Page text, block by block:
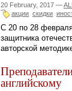
20 February, 2017 —
акции скидки
С 20 по 28
защитника
авторской
английскому